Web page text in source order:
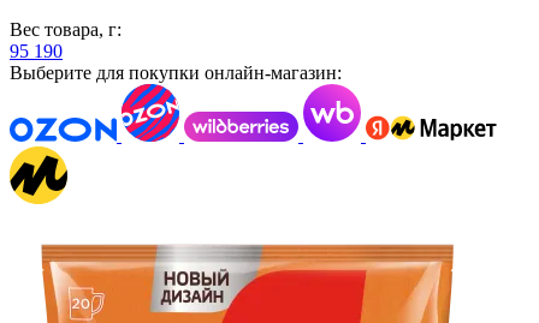
Вес товара, г:
95 190
Выберите для покупки онлайн-магазин: